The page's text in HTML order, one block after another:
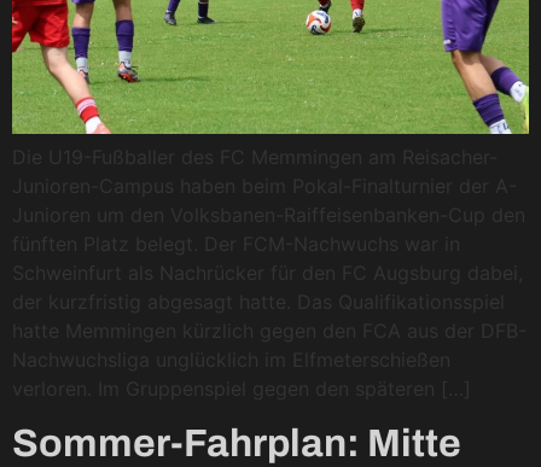
Die U19-Fußballer des FC Memmingen am Reisacher-
Junioren-Campus haben beim Pokal-Finalturnier der A-
Junioren um den Volksbanen-Raiffeisenbanken-Cup den
fünften Platz belegt. Der FCM-Nachwuchs war in
Schweinfurt als Nachrücker für den FC Augsburg dabei,
der kurzfristig abgesagt hatte. Das Qualifikationsspiel
hatte Memmingen kürzlich gegen den FCA aus der DFB-
Nachwuchsliga unglücklich im Elfmeterschießen
verloren. Im Gruppenspiel gegen den späteren […]
Sommer-Fahrplan: Mitte